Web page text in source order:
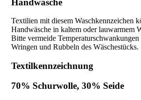
Textilien mit diesem Waschkennzeichen
Handwäsche in kaltem oder lauwarmem
Bitte vermeide Temperaturschwankungen
Wringen und Rubbeln des Wäschestücks.
Textilkennzeichnung
70% Schurwolle, 30% Seide